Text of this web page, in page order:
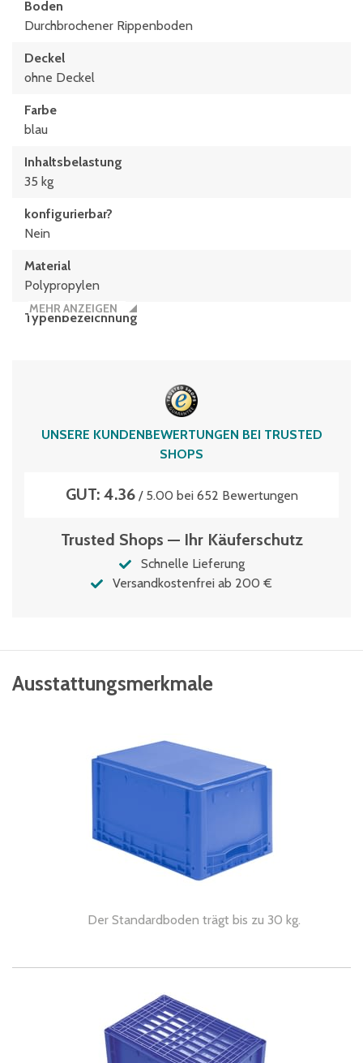
Boden
Durchbrochener Rippenboden
Deckel
ohne Deckel
Farbe
blau
Inhaltsbelastung
35 kg
konfigurierbar?
Nein
Material
Polypropylen
Typen­be­zeich­nung
MEHR ANZEIGEN
UNSERE KUNDENBEWERTUNGEN BEI TRUSTED
SHOPS
GUT: 4.36/ 5.00 bei 652 Bewertungen
Trusted Shops — Ihr Käuferschutz
Schnelle Lieferung
Versandkostenfrei ab 200 €
Ausstattungsmerkmale
Der Standardboden trägt bis zu 30 kg.